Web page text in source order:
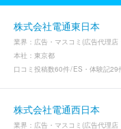
株式会社電通東日本
業界： 広告・マスコミ(広告代理店
本社： 東京都
口コミ投稿数60件 ES・体験記29
株式会社電通西日本
業界： 広告・マスコミ(広告代理店